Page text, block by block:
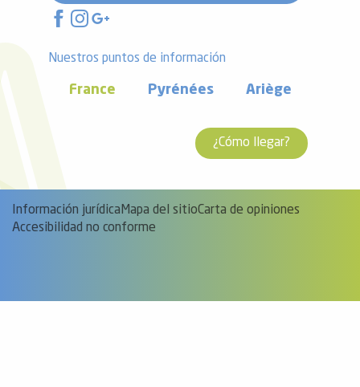
Nuestros puntos de información
France Pyrénées Ariège
¿Cómo llegar?
Información jurídicaMapa del sitioCarta de opiniones
Accesibilidad no conforme